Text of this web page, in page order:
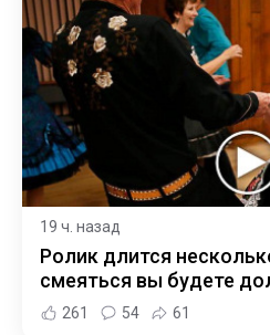
19 ч. назад
Ролик длится
смеяться вы будете
261 54 61